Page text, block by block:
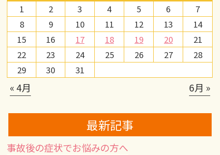
1 2 3 4 5 6
7
8
9 10 11 12 13
14
15
16 17 18 19 20
21
22
23 24 25 26 27
28
29
30 31
« 4月 6月 »
最新記事
事故後の症状でお悩みの方へ